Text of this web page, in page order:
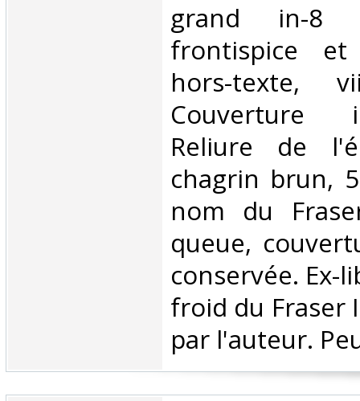
‎grand in-8
frontispice
hors-texte,
Couverture
Reliure de
chagrin brun,
nom du
queue,
conservée. Ex-
froid du
par l'auteur.